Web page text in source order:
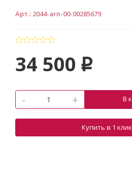
Арт.: 2044-arn-00-00285679
34 500 p
- + В
Купить в 1 клик